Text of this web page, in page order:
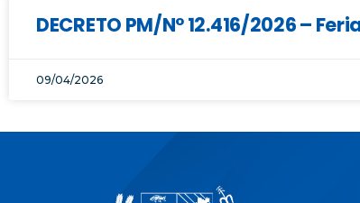
DECRETO PM/N° 12.416/2026 –
09/04/2026